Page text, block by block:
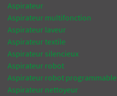
Aspirateur
Aspirateur multifonction
Aspirateur laveur
Aspirateur textile
Aspirateur silencieux
Aspirateur robot
Aspirateur robot programmable
Aspirateur nettoyeur